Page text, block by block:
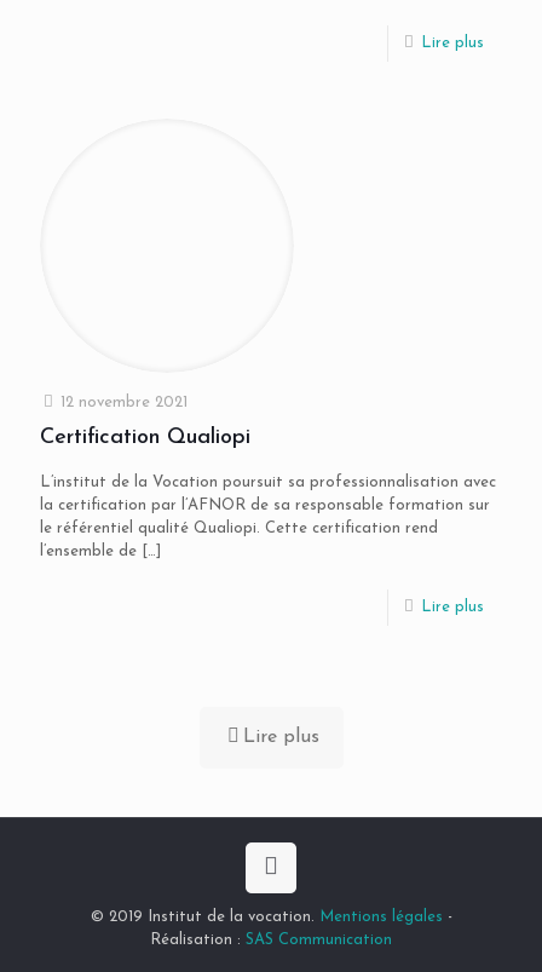
Lire plus
12 novembre 2021
Certification Qualiopi
L’institut de la Vocation poursuit sa professionnalisation avec
la certification par l’AFNOR de sa responsable formation sur
le référentiel qualité Qualiopi. Cette certification rend
l’ensemble de […]
Lire plus
Lire plus
© 2019 Institut de la vocation. Mentions légales -
Réalisation : SAS Communication